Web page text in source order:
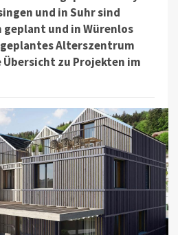
und in Suhr sind
und in Würenlos
Alterszentrum
Übersicht zu Projekten im